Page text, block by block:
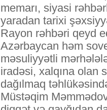
memarı, siyasi
yaradan tarixi
Rayon rəhbəri qeyd
Azərbaycan həm
məsuliyyətli
iradəsi, xalqına olan
dağılmaq
Müstəqim